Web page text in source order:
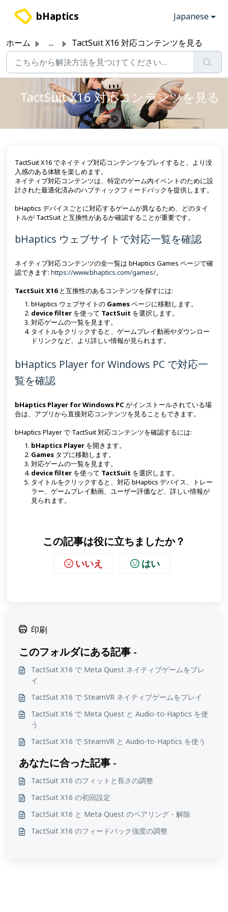
bHaptics Japanese
ホーム ... TactSuit X16 対応コンテンツを見る
TactSuit X16 対応コンテンツを見る
TactSuit X16 でネイティブ対応コンテンツをプレイすると、より没
入感のある体験を楽しめます。
ネイティブ対応コンテンツは、特定のゲーム内イベントのために設
計された最適化済みのハプティックフィードバックを提供します。
bHaptics デバイスごとに対応するゲームが異なるため、どのタイ
トルが TactSuit と互換性があるか確認することが重要です。
bHaptics ウェブサイトで対応一覧を確認
ネイティブ対応コンテンツの全一覧は bHaptics Games ページで確
認できます: https://www.bhaptics.com/games/。
TactSuit X16と互換性のあるコンテンツを探すには:
bHaptics ウェブサイトの Gamesページに移動します。
device filter を使って TactSuit を選択します。
対応ゲームの一覧を見ます。
タイトルをクリックすると、ゲームプレイ動画やダウンロー
ドリンクなど、より詳しい情報が見られます。
bHaptics Player for Windows PC で対応一
覧を確認
bHaptics Player for Windows PCがインストールされている場
合は、アプリから直接対応コンテンツを見ることもできます。
bHaptics Player で TactSuit 対応コンテンツを確認するには:
bHaptics Player を開きます。
Games タブに移動します。
対応ゲームの一覧を見ます。
device filter を使って TactSuit を選択します。
タイトルをクリックすると、対応 bHaptics デバイス、トレー
ラー、ゲームプレイ動画、ユーザー評価など、詳しい情報が
見られます。
この記事は役に立ちましたか？
いいえ はい
印刷
このフォルダにある記事 -
TactSuit X16 で Meta Quest ネイティブゲームをプレ
イ
TactSuit X16 で SteamVR ネイティブゲームをプレイ
TactSuit X16 で Meta Quest と Audio-to-Haptics を使
う
TactSuit X16 で SteamVR と Audio-to-Haptics を使う
あなたに合った記事 -
TactSuit X16 のフィットと長さの調整
TactSuit X16 の初回設定
TactSuit X16 と Meta Quest のペアリング・解除
TactSuit X16 のフィードバック強度の調整